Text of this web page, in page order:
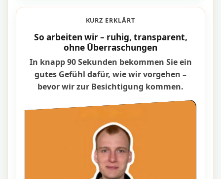
KURZ ERKLÄRT
So arbeiten wir – ruhig, transparent,
ohne Überraschungen
In knapp 90 Sekunden bekommen Sie ein
gutes Gefühl dafür, wie wir vorgehen –
bevor wir zur Besichtigung kommen.